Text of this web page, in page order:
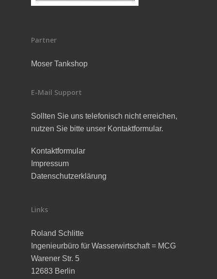
Partner
Moser Tankshop
E-Mail Support
Sollten Sie uns telefonisch nicht erreichen,
nutzen Sie bitte unser Kontaktformular.
Kontaktformular
Impressum
Datenschutzerklärung
Links
Roland Schlitte
Ingenieurbüro für Wasserwirtschaft = MCG
Warener Str. 5
12683 Berlin